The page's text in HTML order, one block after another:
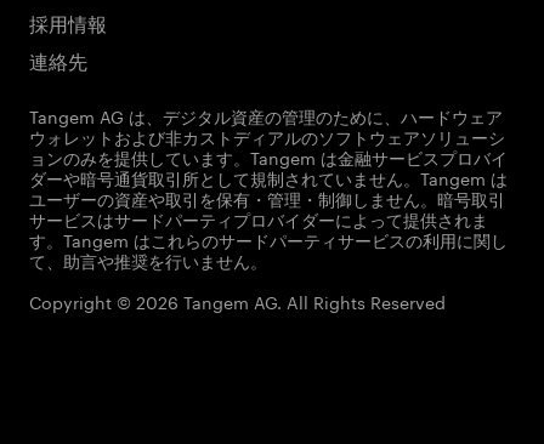
採用情報
連絡先
Tangem AG は、デジタル資産の管理のために、ハードウェア
ウォレットおよび非カストディアルのソフトウェアソリューシ
ョンのみを提供しています。Tangem は金融サービスプロバイ
ダーや暗号通貨取引所として規制されていません。Tangem は
ユーザーの資産や取引を保有・管理・制御しません。暗号取引
サービスはサードパーティプロバイダーによって提供されま
す。Tangem はこれらのサードパーティサービスの利用に関し
て、助言や推奨を行いません。